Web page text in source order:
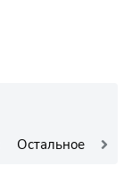
Остальное